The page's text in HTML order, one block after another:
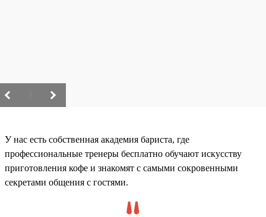
У нас есть собственная академия бариста, где
профессиональные тренеры бесплатно обучают искусству
приготовления кофе и знакомят с самыми сокровенными
секретами общения с гостями.